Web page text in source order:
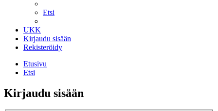
Etsi
UKK
Kirjaudu sisään
Rekisteröidy
Etusivu
Etsi
Kirjaudu sisään